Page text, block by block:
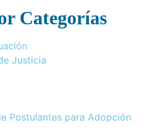
Categorías
Justicia
Postulantes para Adopción